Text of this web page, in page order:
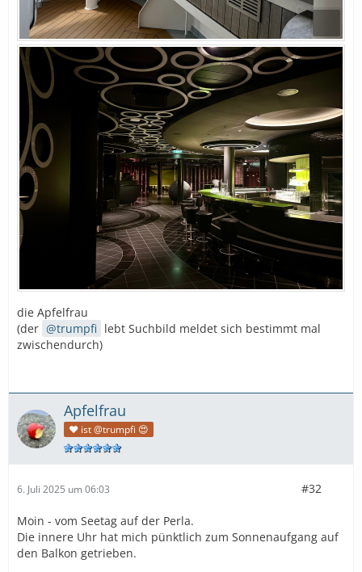
die Apfelfrau
(der
trumpfi lebt Suchbild meldet sich bestimmt mal
zwischendurch)
Apfelfrau
❤️ ist @trumpfi 😍
6. Juli 2025 um 06:03 #32
Moin - vom Seetag auf der Perla.
Die innere Uhr hat mich pünktlich zum Sonnenaufgang auf
den Balkon getrieben.